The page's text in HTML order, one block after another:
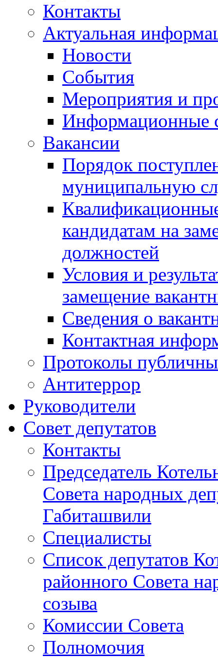
Контакты
Актуальная
Новости
События
Мероприятия и
Информационные
Вакансии
Порядок
муниципальную
кандидатам на
должностей
Условия и
замещение
Сведения о
Контактная
Протоколы
Антитеррор
Руководители
Совет депутатов
Контакты
Председатель
Совета народных
Габиташвили
Специалисты
Список депутатов
районного Совета
созыва
Комиссии Совета
Полномочия